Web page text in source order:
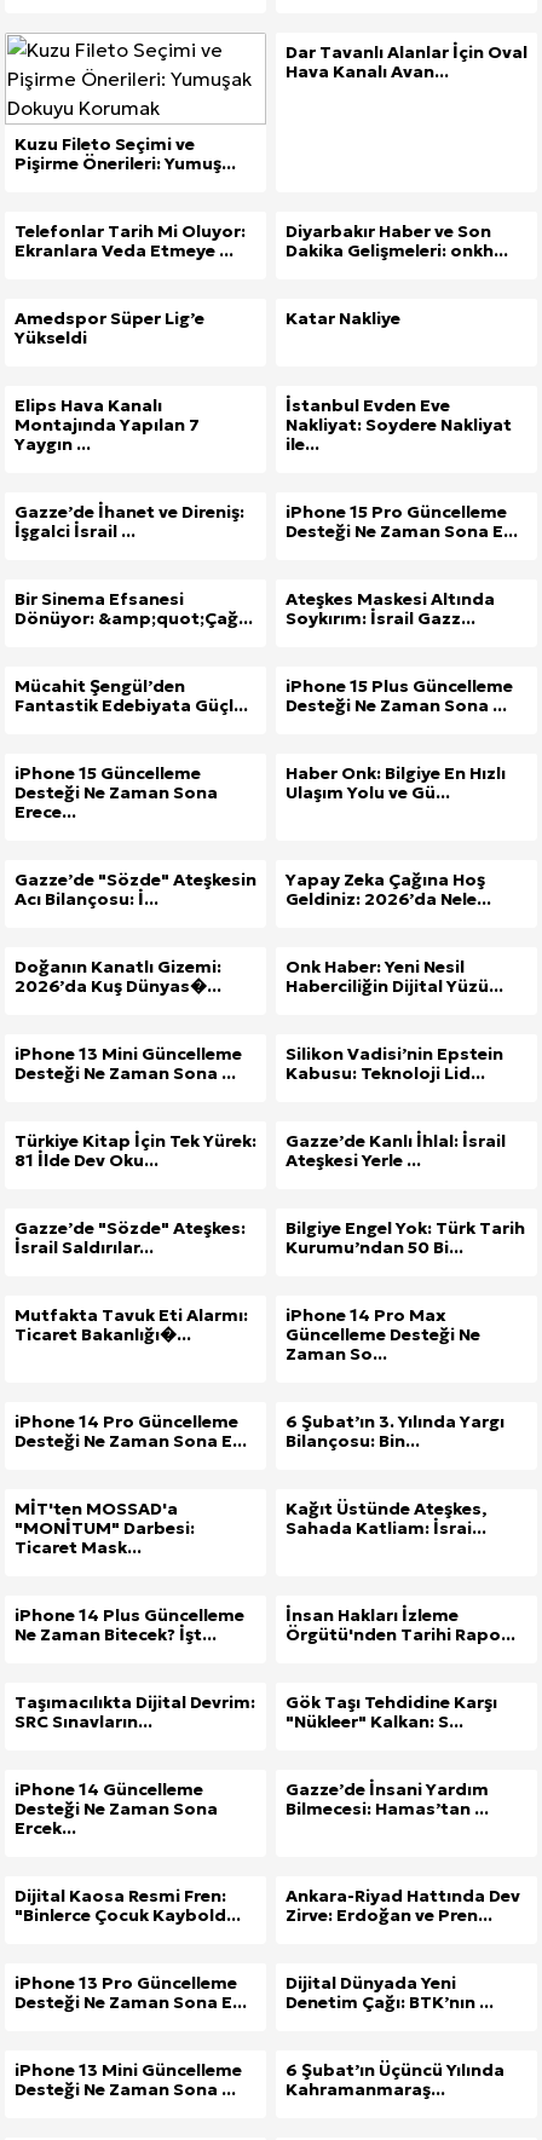
Kuzu Fileto Seçimi ve
Pişirme Önerileri: Yumuş...
Dar Tavanlı Alanlar İçin Oval
Hava Kanalı Avan...
Telefonlar Tarih Mi Oluyor:
Ekranlara Veda Etmeye ...
Diyarbakır Haber ve Son
Dakika Gelişmeleri: onkh...
Amedspor Süper Lig’e
Yükseldi
Katar Nakliye
Elips Hava Kanalı
Montajında Yapılan 7
Yaygın ...
İstanbul Evden Eve
Nakliyat: Soydere Nakliyat
ile...
Gazze’de İhanet ve Direniş:
İşgalci İsrail ...
iPhone 15 Pro Güncelleme
Desteği Ne Zaman Sona E...
Bir Sinema Efsanesi
Dönüyor: &amp;quot;Çağ...
Ateşkes Maskesi Altında
Soykırım: İsrail Gazz...
Mücahit Şengül’den
Fantastik Edebiyata Güçl...
iPhone 15 Plus Güncelleme
Desteği Ne Zaman Sona ...
iPhone 15 Güncelleme
Desteği Ne Zaman Sona
Erece...
Haber Onk: Bilgiye En Hızlı
Ulaşım Yolu ve Gü...
Gazze’de "Sözde" Ateşkesin
Acı Bilançosu: İ...
Yapay Zeka Çağına Hoş
Geldiniz: 2026’da Nele...
Doğanın Kanatlı Gizemi:
2026’da Kuş Dünyas�...
Onk Haber: Yeni Nesil
Haberciliğin Dijital Yüzü...
iPhone 13 Mini Güncelleme
Desteği Ne Zaman Sona ...
Silikon Vadisi’nin Epstein
Kabusu: Teknoloji Lid...
Türkiye Kitap İçin Tek Yürek:
81 İlde Dev Oku...
Gazze’de Kanlı İhlal: İsrail
Ateşkesi Yerle ...
Gazze’de "Sözde" Ateşkes:
İsrail Saldırılar...
Bilgiye Engel Yok: Türk Tarih
Kurumu’ndan 50 Bi...
Mutfakta Tavuk Eti Alarmı:
Ticaret Bakanlığı�...
iPhone 14 Pro Max
Güncelleme Desteği Ne
Zaman So...
iPhone 14 Pro Güncelleme
Desteği Ne Zaman Sona E...
6 Şubat’ın 3. Yılında Yargı
Bilançosu: Bin...
MİT'ten MOSSAD'a
"MONİTUM" Darbesi:
Ticaret Mask...
Kağıt Üstünde Ateşkes,
Sahada Katliam: İsrai...
iPhone 14 Plus Güncelleme
Ne Zaman Bitecek? İşt...
İnsan Hakları İzleme
Örgütü'nden Tarihi Rapo...
Taşımacılıkta Dijital Devrim:
SRC Sınavların...
Gök Taşı Tehdidine Karşı
"Nükleer" Kalkan: S...
iPhone 14 Güncelleme
Desteği Ne Zaman Sona
Ercek...
Gazze’de İnsani Yardım
Bilmecesi: Hamas’tan ...
Dijital Kaosa Resmi Fren:
"Binlerce Çocuk Kaybold...
Ankara-Riyad Hattında Dev
Zirve: Erdoğan ve Pren...
iPhone 13 Pro Güncelleme
Desteği Ne Zaman Sona E...
Dijital Dünyada Yeni
Denetim Çağı: BTK’nın ...
iPhone 13 Mini Güncelleme
Desteği Ne Zaman Sona ...
6 Şubat’ın Üçüncü Yılında
Kahramanmaraş...